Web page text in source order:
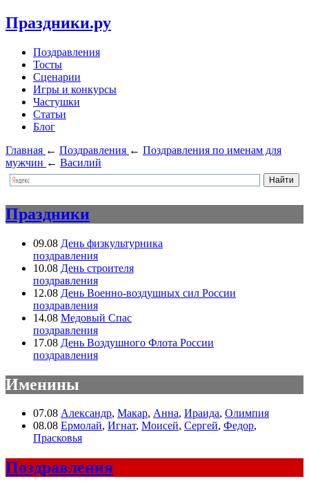
Праздники.ру
Поздравления
Тосты
Сценарии
Игры и конкурсы
Частушки
Статьи
Блог
Главная ← Поздравления ← Поздравления по именам для
мужчин ← Василий
Праздники
09.08 День физкультурника
поздравления
10.08 День строителя
поздравления
12.08 День Военно-воздушных сил России
поздравления
14.08 Медовый Спас
поздравления
17.08 День Воздушного Флота России
поздравления
Именины
07.08 Александр, Макар, Анна, Ираида, Олимпия
08.08 Ермолай, Игнат, Моисей, Сергей, Федор,
Прасковья
Поздравления